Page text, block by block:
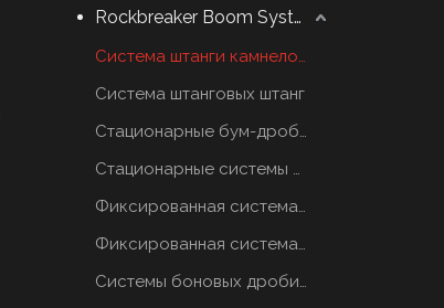
Rockbreaker Boom System
Система штанги камнеломщика
Система штанговых штанг
Стационарные бум-дробилки
Стационарные системы отбойных молотков
Фиксированная система грохотов
Фиксированная система грохотов
Системы боновых дробилок